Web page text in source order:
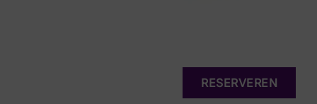
RESERVEREN